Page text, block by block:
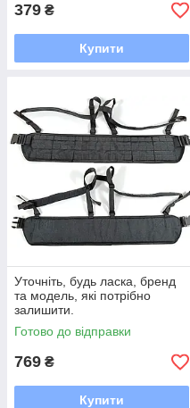
379 ₴
Купити
Уточніть, будь ласка, бренд
та модель, які потрібно
залишити.
Готово до відправки
769 ₴
Купити